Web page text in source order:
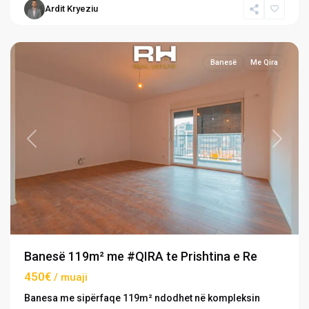
Ardit Kryeziu
Re,
Previous Next
Banesë Me Qira
Banesë 119m² me #QIRA te Prishtina e Re
450€ / muaji
Banesa me sipërfaqe 119m² ndodhet në kompleksin